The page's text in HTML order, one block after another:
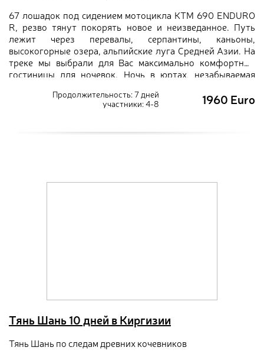
67 лошадок под сидением мотоцикла КТМ 690 ENDURO
R, резво тянут покорять новое и неизведанное. Путь
лежит через перевалы, серпантины, каньоны,
высокогорные озера, альпийские луга Средней Азии. На
треке мы выбрали для Вас максимально комфортные
гостиницы для ночевок. Ночь в юртах, незабываемая
соискателей приключений оставят неизгладимые
впечатления и позовут к новым приключениям.
1960 Euro
Продолжительность: 7 дней
участники: 4-8
Тянь Шань 10 дней в Киргизии
Тянь Шань по следам древних кочевников